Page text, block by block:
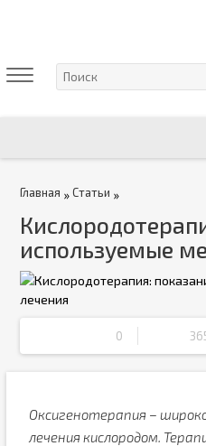
Главная »Статьи »
используемые
0
Оксигенотерапия –
лечения кислородом.